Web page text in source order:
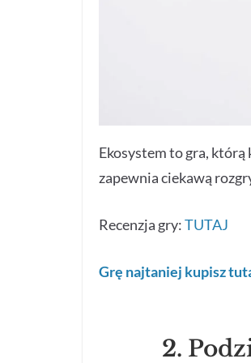
Ekosystem to gra,
zapewnia ciekawą
Recenzja gry:TUTAJ
Grę najtaniej kupisz
2.